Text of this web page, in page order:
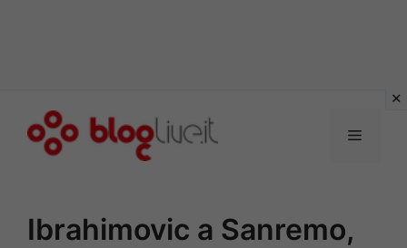
Menu
Ibrahimovic a Sanremo,